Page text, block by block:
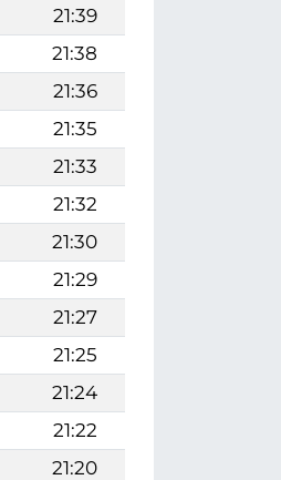
21:39
21:38
21:36
21:35
21:33
21:32
21:30
21:29
21:27
21:25
21:24
21:22
21:20